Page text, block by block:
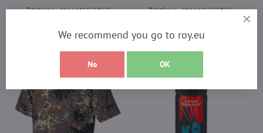
Raktáron - azonnal küldjük
Kosárba rakás
Raktáron - azonnal küldjük
Kosárba rakás
We recommend you go to roy.eu
No OK